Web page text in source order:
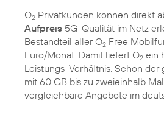
O2 Privatkunden können direkt
Aufpreis 5G-Qualität im Netz
Bestandteil aller O2 Free
Euro/Monat. Damit liefert O2 ein
Leistungs-Verhältnis. Schon der
mit 60 GB bis zu zweieinhalb
vergleichbare Angebote im